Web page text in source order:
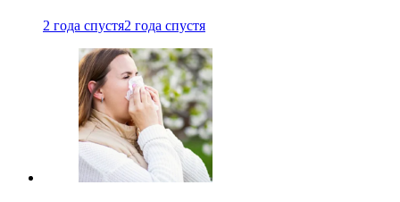
2 года спустя2 года спустя